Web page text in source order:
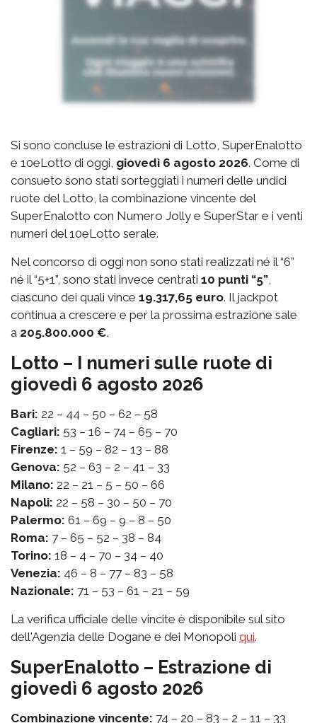
Si sono concluse le estrazioni di Lotto, SuperEnalotto
e 10eLotto di oggi, giovedì 6 agosto 2026. Come di
consueto sono stati sorteggiati i numeri delle undici
ruote del Lotto, la combinazione vincente del
SuperEnalotto con Numero Jolly e SuperStar e i venti
numeri del 10eLotto serale.
Nel concorso di oggi non sono stati realizzati né il “6”
né il “5+1”, sono stati invece centrati 10 punti “5”
ciascuno dei quali vince 19.317,65 euro. Il jackpot
continua a crescere e per la prossima estrazione sale
a 205.800.000 €.
Lotto – I numeri sulle ruote di
giovedì 6 agosto 2026
Bari: 22 – 44 – 50 – 62 – 58
Cagliari: 53 – 16 – 74 – 65 – 70
Firenze: 1 – 59 – 82 – 13 – 88
Genova: 52 – 63 – 2 – 41 – 33
Milano: 22 – 21 – 5 – 50 – 66
Napoli: 22 – 58 – 30 – 50 – 70
Palermo: 61 – 69 – 9 – 8 – 50
Roma: 7 – 65 – 52 – 38 – 84
Torino: 18 – 4 – 70 – 34 – 40
Venezia: 46 – 8 – 77 – 83 – 58
Nazionale: 71 – 53 – 61 – 21 – 59
La verifica ufficiale delle vincite è disponibile sul sito
dell'Agenzia delle Dogane e dei Monopoli qui.
SuperEnalotto – Estrazione di
giovedì 6 agosto 2026
Combinazione vincente: 74 – 20 – 83 – 2 – 11 – 33